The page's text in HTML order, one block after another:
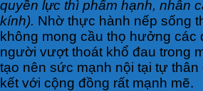
quyền lực thì phẩm hạnh, nhân
kính). Nhờ thực hành nếp sống
không mong cầu thọ hưởng các
người vượt thoát khổ đau trong
tạo nên sức mạnh nội tại tự thân
kết với cộng đồng rất mạnh mẽ.